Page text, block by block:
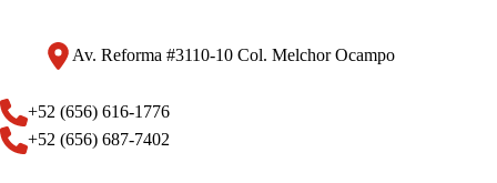
Av. Reforma #3110-10 Col. Melchor Ocampo
+52 (656) 616-1776
+52 (656) 687-7402